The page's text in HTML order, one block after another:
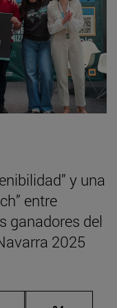
y una
entre
ganadores del
2025